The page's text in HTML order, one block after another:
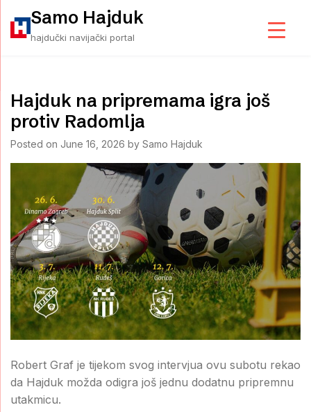
content
Samo Hajduk
hajdučki navijački portal
Hajduk na pripremama igra još
protiv Radomlja
Posted on June 16, 2026 by Samo Hajduk
Robert Graf je tijekom svog intervjua ovu subotu rekao
da Hajduk možda odigra još jednu dodatnu pripremnu
utakmicu.